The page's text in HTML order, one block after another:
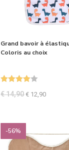
Grand bavoir à
Coloris au choix
€14,90 € 12,90
-56%